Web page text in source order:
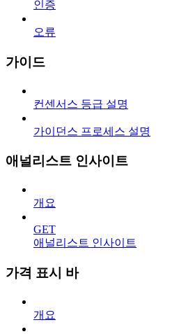
인증
오류
가이드
컨센서스 등급 설명
가이던스 프로세스 설명
애널리스트 인사이트
개요
GET
애널리스트 인사이트
가격 표시 바
개요